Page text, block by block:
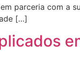
parceria com a
[…]